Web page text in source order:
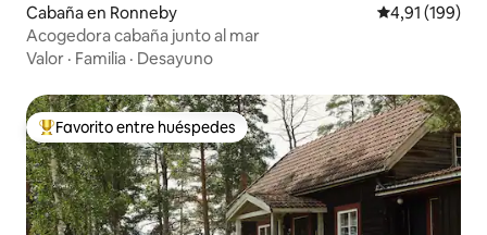
Cabaña en Ronneby Calificación
4,91 (199)
Acogedora cabaña junto al mar
Valor · Familia · Desayuno
Favorito entre los huéspedes más destacados
Favorito entre huéspedes